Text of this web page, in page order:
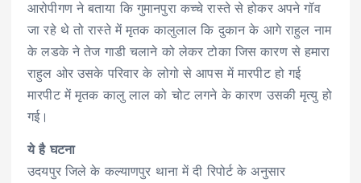
आरोपीगण ने बताया कि गुमानपुरा कच्चे रास्ते से होकर अपने गॉव
जा रहे थे तो रास्ते में मृतक कालुलाल कि दुकान के आगे राहुल नाम
के लडके ने तेज गाडी चलाने को लेकर टोका जिस कारण से हमारा
राहुल ओर उसके परिवार के लोगो से आपस में मारपीट हो गई
मारपीट में मृतक कालु लाल को चोट लगने के कारण उसकी मृत्यु हो
गई।
ये है घटना
उदयपुर जिले के कल्याणपुर थाना में ​दी रिपोर्ट के अनुसार